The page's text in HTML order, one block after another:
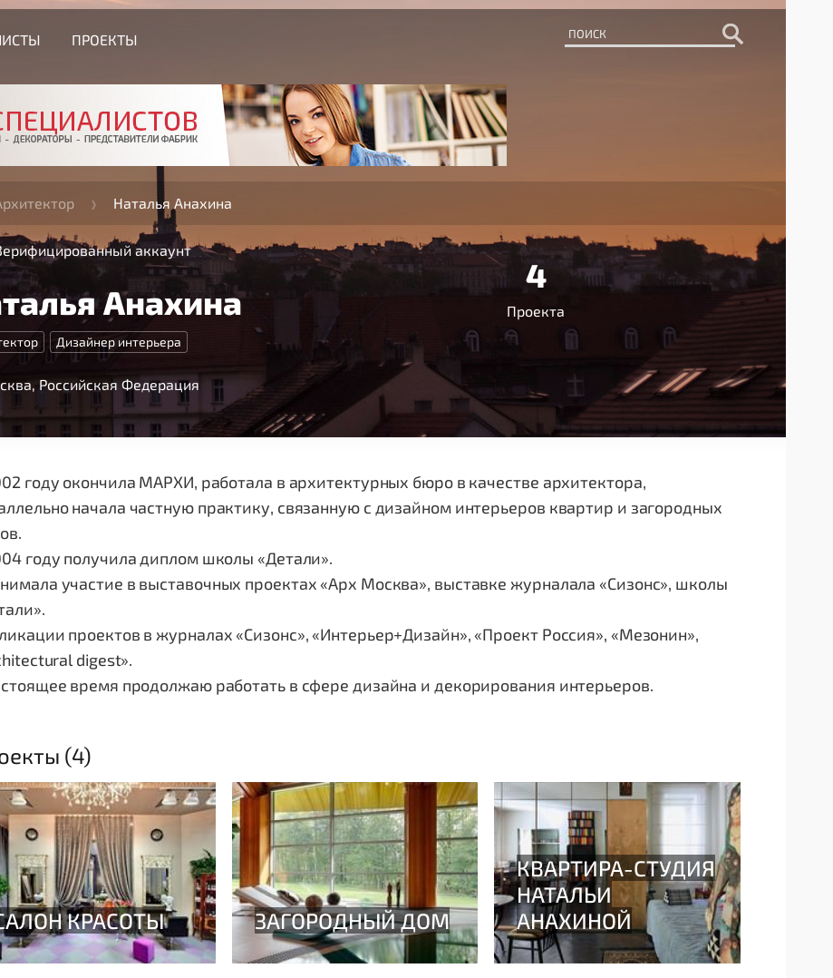
ПРОЕКТЫ
Наталья Анахина
аккаунт
Анахина
Дизайнер интерьера
Российская Федерация
4
Проекта
году окончила МАРХИ, работала в архитектурных бюро в качестве архитектора,
начала частную практику, связанную с дизайном интерьеров квартир и загородных
году получила диплом школы «Детали».
участие в выставочных проектах «Арх Москва», выставке журналала «Сизонс», школы
проектов в журналах «Сизонс», «Интерьер+Дизайн», «Проект Россия», «Мезонин»,
digest».
время продолжаю работать в сфере дизайна и декорирования интерьеров.
(4)